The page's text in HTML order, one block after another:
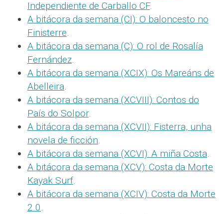
Independiente de Carballo CF.
A bitácora da semana (CI): O baloncesto no
Finisterre.
A bitácora da semana (C): O rol de Rosalía
Fernández.
A bitácora da semana (XCIX): Os Mareáns de
Abelleira.
A bitácora da semana (XCVIII): Contos do
País do Solpor.
A bitácora da semana (XCVII): Fisterra, unha
novela de ficción.
A bitácora da semana (XCVI): A miña Costa.
A bitácora da semana (XCV): Costa da Morte
Kayak Surf.
A bitácora da semana (XCIV): Costa da Morte
2.0.